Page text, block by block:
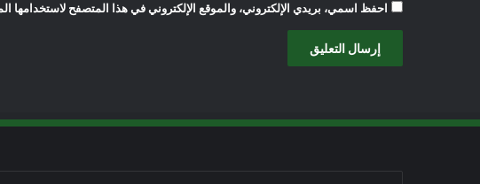
احفظ اسمي، بريدي الإلكتروني، والموقع الإلكتروني في هذا المتصفح لاستخدامها